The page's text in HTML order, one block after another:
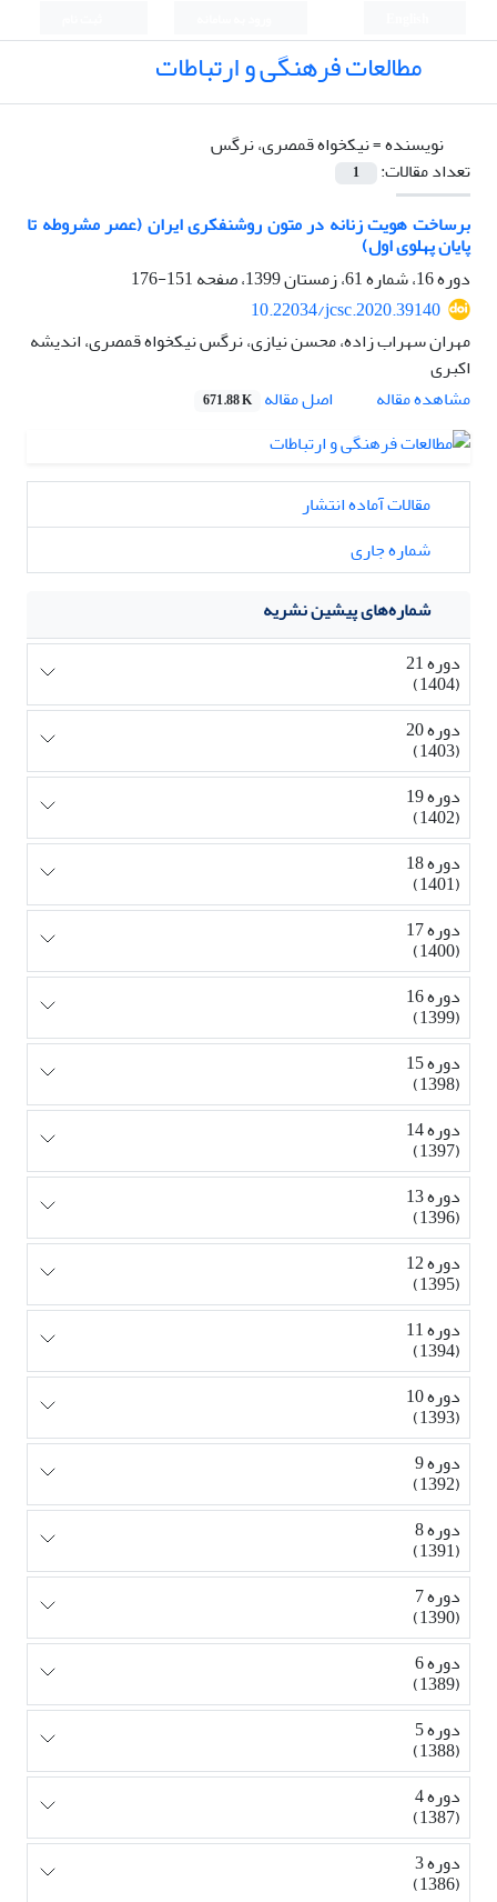
مطالعات فرهنگی و ارتباطات
نویسنده =نیکخواه قمصری، نرگس
تعداد مقالات:
1
برساخت هویت زنانه در متون روشنفکری ایران (عصر مشروطه تا
پایان پهلوی اول)
دوره 16، شماره 61، زمستان 1399، صفحه
151-176
10.22034/jcsc.2020.39140
مهران سهراب زاده، محسن نیازی، نرگس نیکخواه قمصری، اندیشه
اکبری
مشاهده مقاله
اصل مقاله 671.88 K
مقالات آماده انتشار
شماره جاری
شماره‌های پیشین نشریه
دوره 21
(1404)
دوره 20
(1403)
دوره 19
(1402)
دوره 18
(1401)
دوره 17
(1400)
دوره 16
(1399)
دوره 15
(1398)
دوره 14
(1397)
دوره 13
(1396)
دوره 12
(1395)
دوره 11
(1394)
دوره 10
(1393)
دوره 9
(1392)
دوره 8
(1391)
دوره 7
(1390)
دوره 6
(1389)
دوره 5
(1388)
دوره 4
(1387)
دوره 3
(1386)